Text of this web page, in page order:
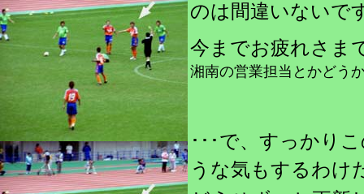
のは間違いないで
今までお疲れさま
湘南の営業担当とかどう
･･･で、すっかり
うな気もするわけ